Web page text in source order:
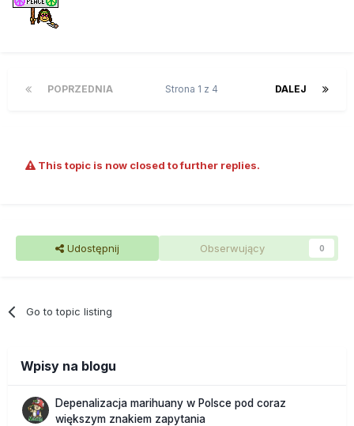
POPRZEDNIA DALEJ
Strona 1 z 4
This topic is now closed to further replies.
Udostępnij Obserwujący 0
Go to topic listing
Wpisy na blogu
Depenalizacja marihuany w Polsce pod coraz
większym znakiem zapytania